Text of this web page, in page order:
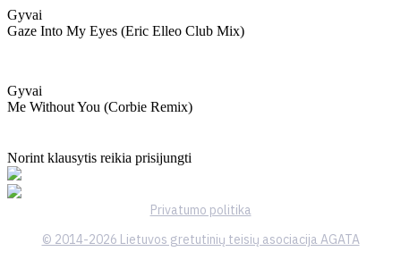
Gyvai
Gaze Into My Eyes (eric Elleo Club Mix)
Gyvai
Me Without You (corbie Remix)
Norint klausytis reikia prisijungti
Privatumo politika
© 2014-2026 Lietuvos gretutinių teisių asociacija AGATA